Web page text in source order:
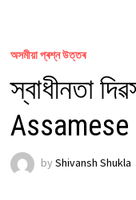
অসমীয়া প্ৰশ্ন উত্তৰ
স্বাধীনতা
Assamese
by Shivansh Shukla